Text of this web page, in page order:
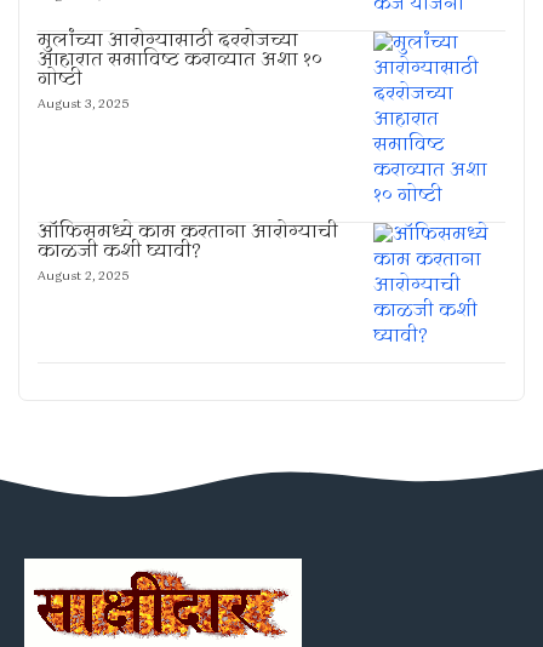
मुलांच्या आरोग्यासाठी दररोजच्या
आहारात समाविष्ट कराव्यात अशा १०
गोष्टी
August 3, 2025
ऑफिसमध्ये काम करताना आरोग्याची
काळजी कशी घ्यावी?
August 2, 2025